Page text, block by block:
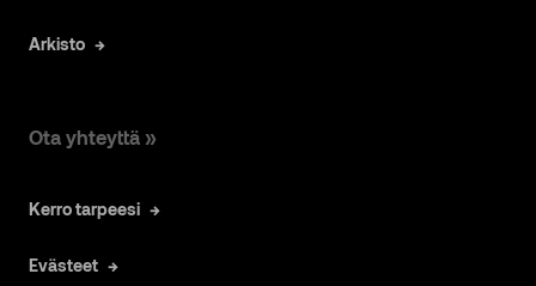
Arkisto
Ota yhteyttä »
Kerro tarpeesi
Evästeet